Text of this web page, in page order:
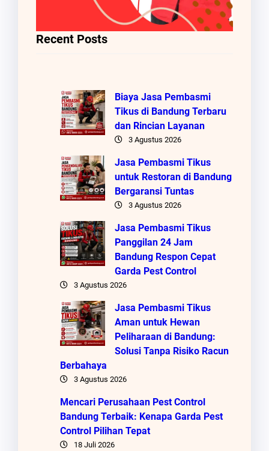
Recent Posts
Biaya Jasa Pembasmi
Tikus di Bandung Terbaru
dan Rincian Layanan
3 Agustus 2026
Jasa Pembasmi Tikus
untuk Restoran di Bandung
Bergaransi Tuntas
3 Agustus 2026
Jasa Pembasmi Tikus
Panggilan 24 Jam
Bandung Respon Cepat
Garda Pest Control
3 Agustus 2026
Jasa Pembasmi Tikus
Aman untuk Hewan
Peliharaan di Bandung:
Solusi Tanpa Risiko Racun
Berbahaya
3 Agustus 2026
Mencari Perusahaan Pest Control
Bandung Terbaik: Kenapa Garda Pest
Control Pilihan Tepat
18 Juli 2026